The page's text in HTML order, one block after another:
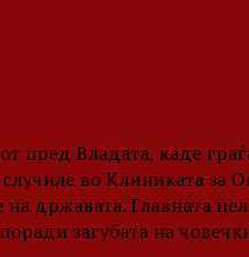
пред Владата, каде
во Клиниката за
државата. Главната
загубата на